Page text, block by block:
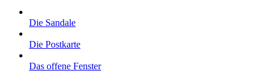
Die Sandale
Die Postkarte
Das offene Fenster